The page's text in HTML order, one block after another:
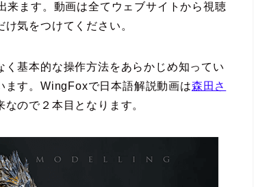
来ます。動画は全てウェブサイトから視聴
気をつけてください。
基本的な操作方法をあらかじめ知ってい
ます。WingFoxで日本語解説動画は森田さ
なので２本目となります。